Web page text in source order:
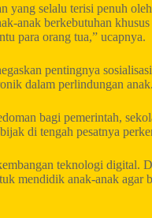
yang selalu terisi penuh
anak berkebutuhan
para orang tua,” ucapnya.
pentingnya
dalam perlindungan anak.
bagi pemerintah,
di tengah pesatnya
teknologi digital.
mendidik anak-anak